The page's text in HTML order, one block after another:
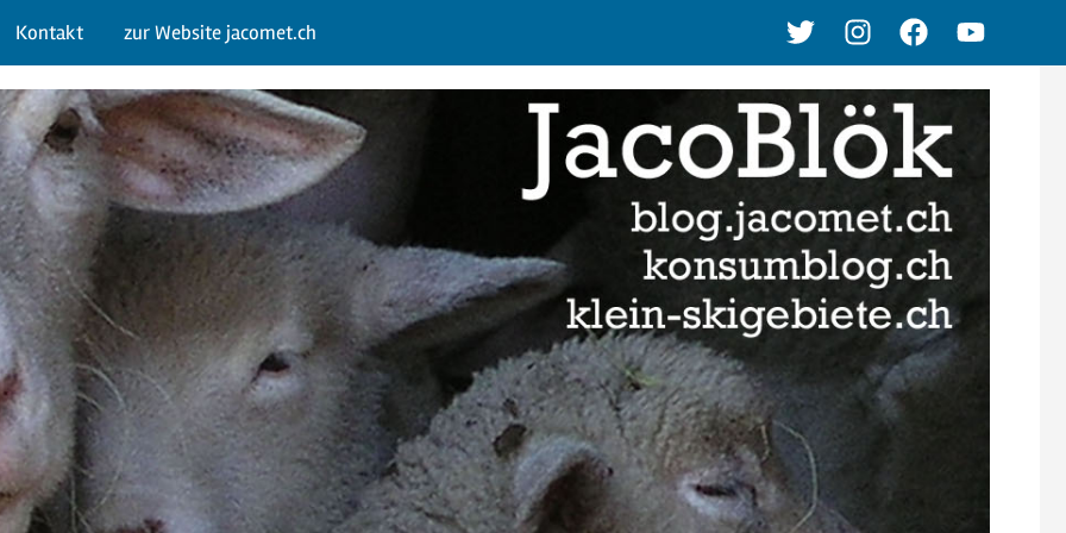
TwitterInstagramFacebookYoutube
Kontakt zur Website jacomet.ch